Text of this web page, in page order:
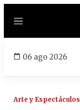
Menú
06 ago 2026
Arte y Espectáculos